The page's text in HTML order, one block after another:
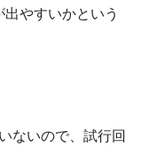
やすいかという
ないので、試行回